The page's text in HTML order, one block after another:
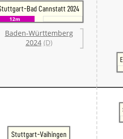
Bad Cannstatt 2024
12m
Baden-Württemberg
2024 (D)
Stuttgart-Vaihingen